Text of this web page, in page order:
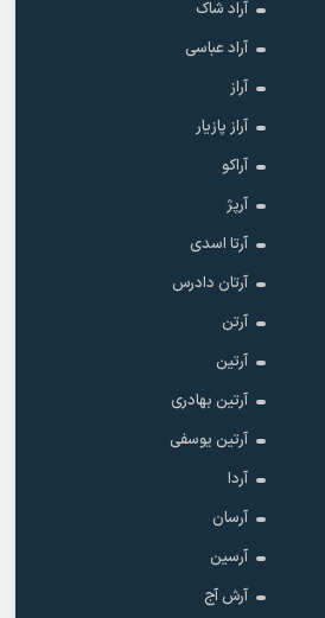
آراد شاک
آراد عباسی
آراز
آراز پازیار
آراکو
آرپژ
آرتا اسدی
آرتان دادرس
آرتن
آرتین
آرتین بهادری
آرتین یوسفی
آردا
آرسان
آرسین
آرش آج